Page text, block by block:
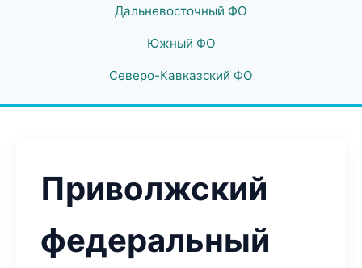
Дальневосточный ФО
Южный ФО
Северо-Кавказский ФО
Приволжский
федеральный